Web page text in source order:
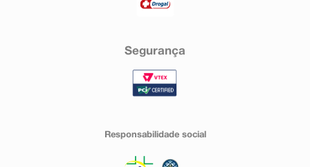
Segurança
Responsabilidade social